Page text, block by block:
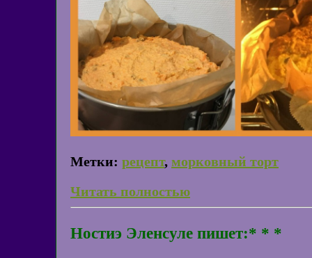
Метки: рецепт, морковный торт
Читать полностью
Ностиэ Эленсуле пишет:* * *